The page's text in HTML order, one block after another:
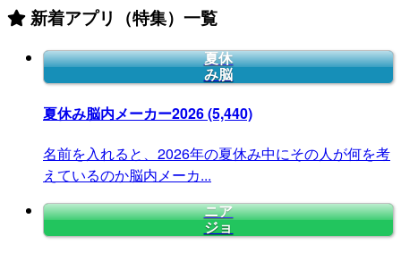
新着アプリ（特集）一覧
夏休
み脳
夏休み脳内メーカー2026(5,440)
名前を入れると、2026年の夏休み中にその人が何を考
えているのか脳内メーカ...
ニア
ジョ